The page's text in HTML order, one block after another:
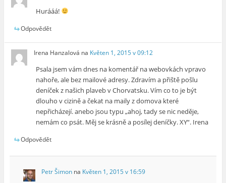
Hurááá!
Odpovědět
Irena Hanzalová na Květen 1, 2015 v 09:12
Psala jsem vám dnes na komentář na webovkách vpravo
nahoře, ale bez mailové adresy. Zdravím a přiště pošlu
deníček z našich plaveb v Chorvatsku. Vím co to je být
dlouho v cizině a čekat na maily z domova které
nepřicházejí. anebo jsou typu „ahoj, tady se nic neděje,
nemám co psát. Měj se krásně a posílej deníčky. XY“. Irena
Odpovědět
Petr Šimonna Květen 1, 2015 v 16:59